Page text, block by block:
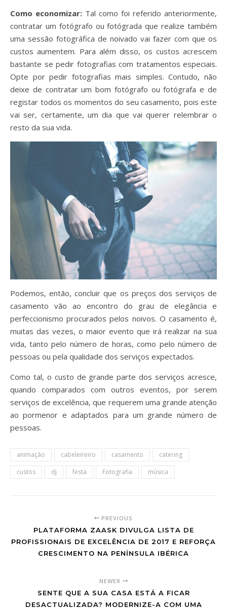
Como economizar: Tal como foi referido anteriormente,
contratar um fotógrafo ou fotógrada que realize também
uma sessão fotográfica de noivado vai fazer com que os
custos aumentem. Para além disso, os custos acrescem
bastante se pedir fotografias com tratamentos especiais.
Opte por pedir fotografias mais simples. Contudo, não
deixe de contratar um bom fotógrafo ou fotógrafa e de
registar todos os momentos do seu casamento, pois este
vai ser, certamente, um dia que vai querer relembrar o
resto da sua vida.
Podemos, então, concluir que os preços dos serviços de
casamento vão ao encontro do grau de elegância e
perfeccionismo procurados pelos noivos. O casamento é,
muitas das vezes, o maior evento que irá realizar na sua
vida, tanto pelo número de horas, como pelo número de
pessoas ou pela qualidade dos serviços expectados.
Como tal, o custo de grande parte dos serviços acresce,
quando comparados com outros eventos, por serem
serviços de excelência, que requerem uma grande atenção
ao pormenor e adaptados para um grande número de
pessoas.
animação cabeleireiro casamento
catering
custos
dj festa Fotografia música
PREVIOUS
PLATAFORMA ZAASK DIVULGA LISTA DE
PROFISSIONAIS DE EXCELÊNCIA DE 2017 E REFORÇA
CRESCIMENTO NA PENÍNSULA IBÉRICA
NEWER
SENTE QUE A SUA CASA ESTÁ A FICAR
DESACTUALIZADA? MODERNIZE-A COM UMA